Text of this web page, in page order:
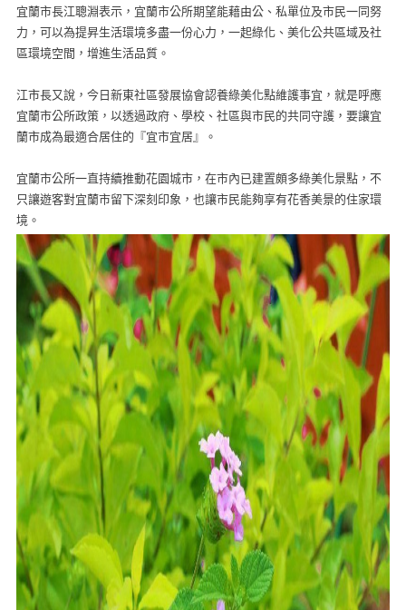
宜蘭市長江聰淵表示，宜蘭市公所期望能藉由公、私單位及市民一同努
力，可以為提昇生活環境多盡一份心力，一起綠化、美化公共區域及社
區環境空間，增進生活品質。
江市長又說，今日新東社區發展協會認養綠美化點維護事宜，就是呼應
宜蘭市公所政策，以透過政府、學校、社區與市民的共同守護，要讓宜
蘭市成為最適合居住的『宜市宜居』。
宜蘭市公所一直持續推動花園城市，在市內已建置頗多綠美化景點，不
只讓遊客對宜蘭市留下深刻印象，也讓市民能夠享有花香美景的住家環
境。